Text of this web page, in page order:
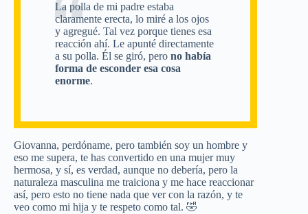
La polla de mi padre estaba
claramente erecta, lo miré a los ojos
y agregué. Tal vez porque tienes esa
reacción ahí. Le apunté directamente
a su polla. Él se giró, pero no había
forma de esconder esa cosa
enorme.
Giovanna, perdóname, pero también soy un hombre y
eso me supera, te has convertido en una mujer muy
hermosa, y sí, es verdad, aunque no debería, pero la
naturaleza masculina me traiciona y me hace reaccionar
así, pero esto no tiene nada que ver con la razón, y te
veo como mi hija y te respeto como tal. 🤣